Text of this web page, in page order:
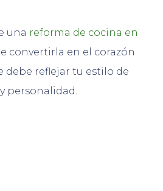
una reforma de cocina en
convertirla en el corazón
debe reflejar tu estilo de
personalidad.